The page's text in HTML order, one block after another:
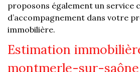
proposons également un service
d’accompagnement dans votre
immobilière.
estimation immobilière à
montmerle-sur-